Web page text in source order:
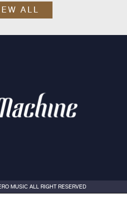
ALL
MUSIC ALL RIGHT RESERVED